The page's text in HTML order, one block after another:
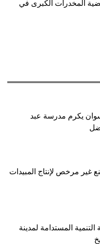
المخدرات الكبرى في
يكرم مدرسة عبد
مرخص لإنتاج المبيدات
التنمية المستدامة لمدينة